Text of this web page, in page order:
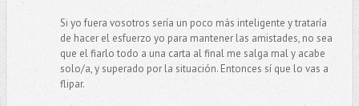
Si yo fuera vosotros sería un poco más inteligente y trataría
de hacer el esfuerzo yo para mantener las amistades, no sea
que el fiarlo todo a una carta al final me salga mal y acabe
solo/a, y superado por la situación. Entonces sí que lo vas a
flipar.